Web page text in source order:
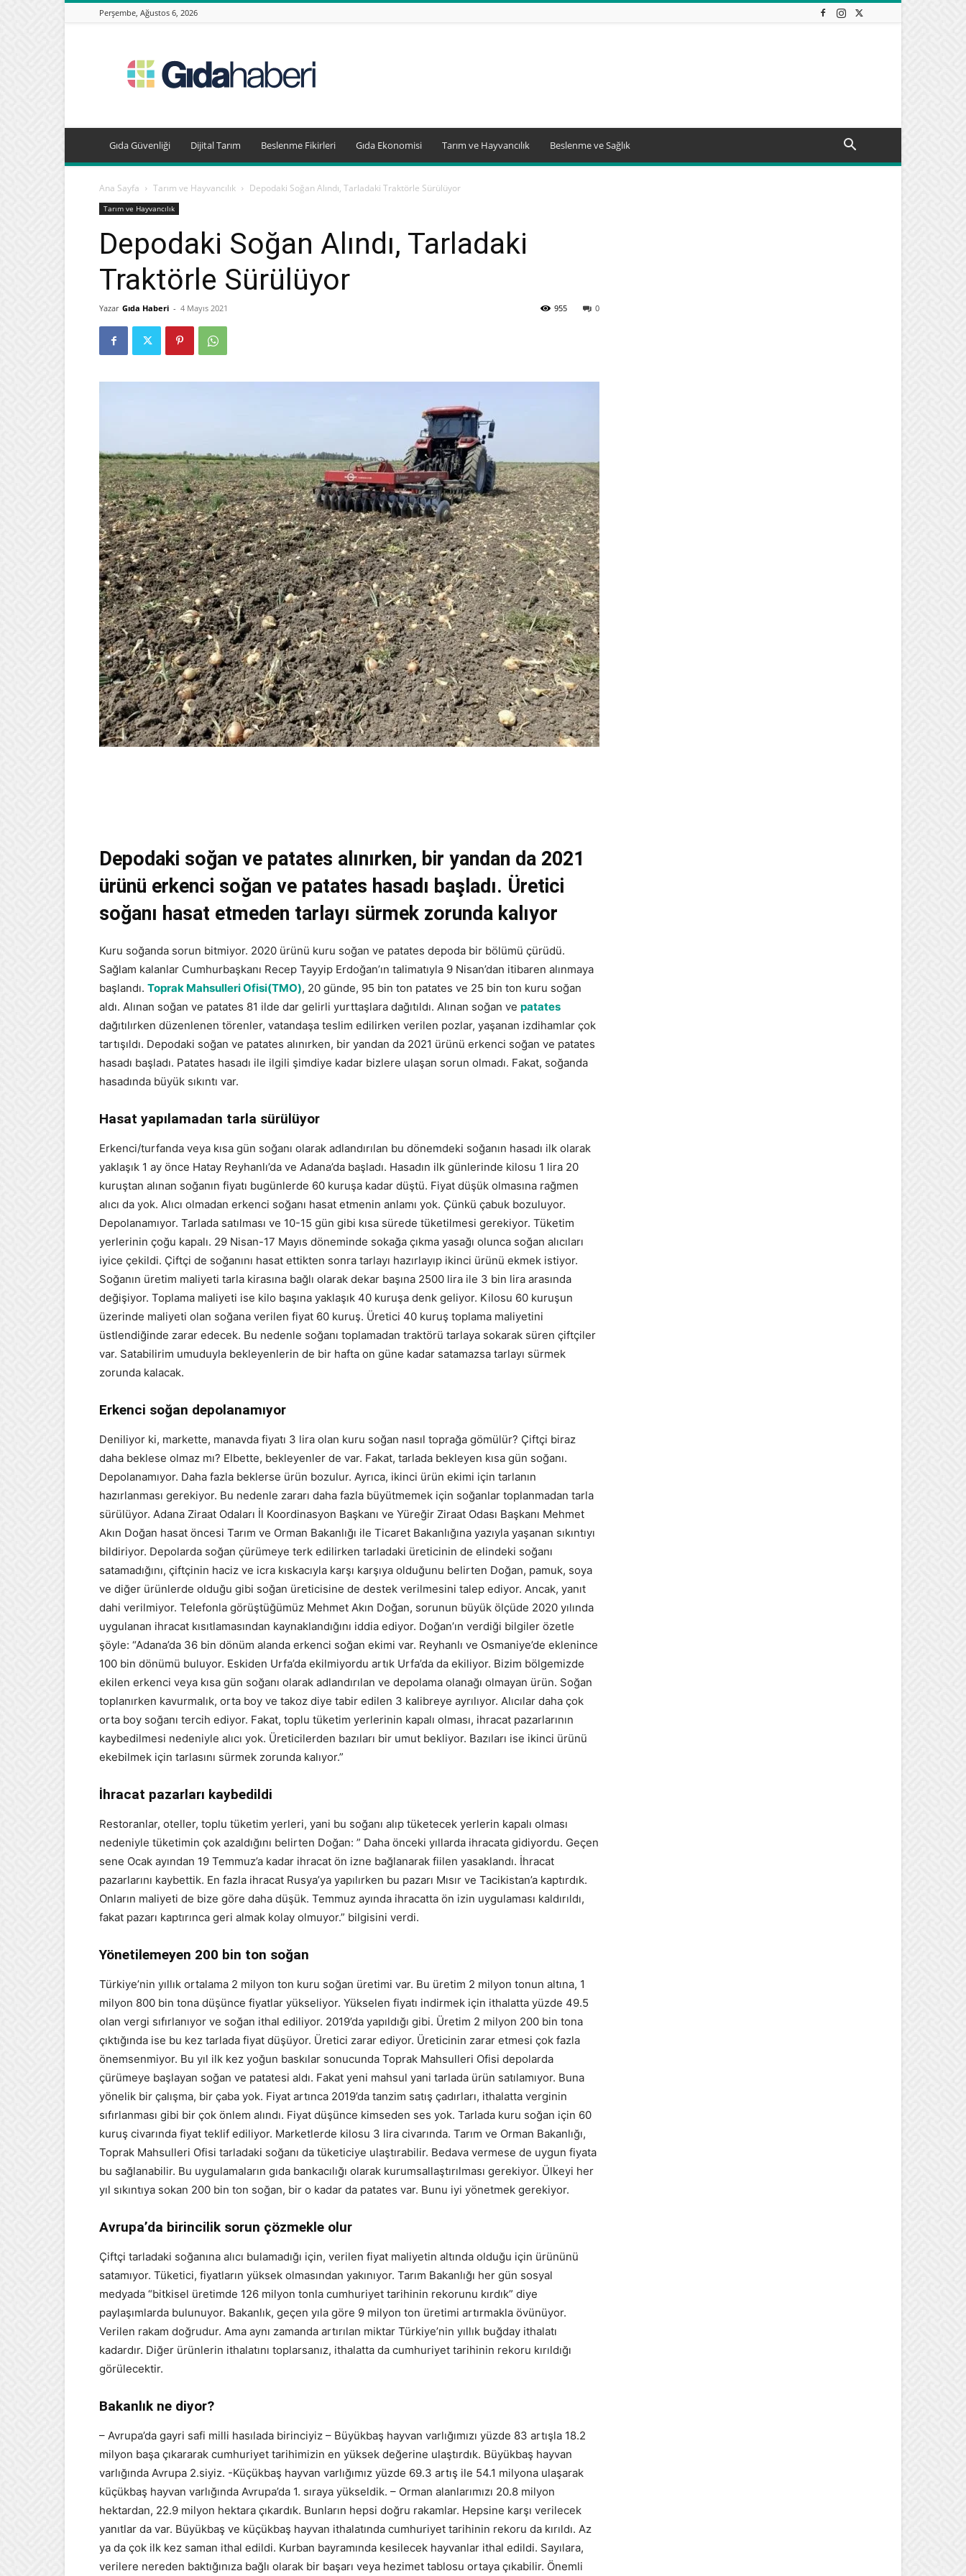
Perşembe, Ağustos 6, 2026
Haberleri,
Beslenme
Gıda Güvenliği Dijital Tarım Beslenme Fikirleri Gıda Ekonomisi Tarım ve Hayvancılık Beslenme ve Sağlık
Ana Sayfa Tarım ve Hayvancılık Depodaki Soğan Alındı, Tarladaki Traktörle Sürülüyor
Tarım ve Hayvancılık
Depodaki Soğan Alındı, Tarladaki
Traktörle Sürülüyor
Yazar Gıda Haberi - 4 Mayıs 2021 0
955
Depodaki soğan ve patates alınırken, bir yandan da 2021
ürünü erkenci soğan ve patates hasadı başladı. Üretici
soğanı hasat etmeden tarlayı sürmek zorunda kalıyor
Kuru soğanda sorun bitmiyor. 2020 ürünü kuru soğan ve patates depoda bir bölümü çürüdü.
Sağlam kalanlar Cumhurbaşkanı Recep Tayyip Erdoğan’ın talimatıyla 9 Nisan’dan itibaren alınmaya
başlandı. Toprak Mahsulleri Ofisi(TMO), 20 günde, 95 bin ton patates ve 25 bin ton kuru soğan
aldı. Alınan soğan ve patates 81 ilde dar gelirli yurttaşlara dağıtıldı. Alınan soğan ve patates
dağıtılırken düzenlenen törenler, vatandaşa teslim edilirken verilen pozlar, yaşanan izdihamlar çok
tartışıldı. Depodaki soğan ve patates alınırken, bir yandan da 2021 ürünü erkenci soğan ve patates
hasadı başladı. Patates hasadı ile ilgili şimdiye kadar bizlere ulaşan sorun olmadı. Fakat, soğanda
hasadında büyük sıkıntı var.
Hasat yapılamadan tarla sürülüyor
Erkenci/turfanda veya kısa gün soğanı olarak adlandırılan bu dönemdeki soğanın hasadı ilk olarak
yaklaşık 1 ay önce Hatay Reyhanlı’da ve Adana’da başladı. Hasadın ilk günlerinde kilosu 1 lira 20
kuruştan alınan soğanın fiyatı bugünlerde 60 kuruşa kadar düştü. Fiyat düşük olmasına rağmen
alıcı da yok. Alıcı olmadan erkenci soğanı hasat etmenin anlamı yok. Çünkü çabuk bozuluyor.
Depolanamıyor. Tarlada satılması ve 10-15 gün gibi kısa sürede tüketilmesi gerekiyor. Tüketim
yerlerinin çoğu kapalı. 29 Nisan-17 Mayıs döneminde sokağa çıkma yasağı olunca soğan alıcıları
iyice çekildi. Çiftçi de soğanını hasat ettikten sonra tarlayı hazırlayıp ikinci ürünü ekmek istiyor.
Soğanın üretim maliyeti tarla kirasına bağlı olarak dekar başına 2500 lira ile 3 bin lira arasında
değişiyor. Toplama maliyeti ise kilo başına yaklaşık 40 kuruşa denk geliyor. Kilosu 60 kuruşun
üzerinde maliyeti olan soğana verilen fiyat 60 kuruş. Üretici 40 kuruş toplama maliyetini
üstlendiğinde zarar edecek. Bu nedenle soğanı toplamadan traktörü tarlaya sokarak süren çiftçiler
var. Satabilirim umuduyla bekleyenlerin de bir hafta on güne kadar satamazsa tarlayı sürmek
zorunda kalacak.
Erkenci soğan depolanamıyor
Deniliyor ki, markette, manavda fiyatı 3 lira olan kuru soğan nasıl toprağa gömülür? Çiftçi biraz
daha beklese olmaz mı? Elbette, bekleyenler de var. Fakat, tarlada bekleyen kısa gün soğanı.
Depolanamıyor. Daha fazla beklerse ürün bozulur. Ayrıca, ikinci ürün ekimi için tarlanın
hazırlanması gerekiyor. Bu nedenle zararı daha fazla büyütmemek için soğanlar toplanmadan tarla
sürülüyor. Adana Ziraat Odaları İl Koordinasyon Başkanı ve Yüreğir Ziraat Odası Başkanı Mehmet
Akın Doğan hasat öncesi Tarım ve Orman Bakanlığı ile Ticaret Bakanlığına yazıyla yaşanan sıkıntıyı
bildiriyor. Depolarda soğan çürümeye terk edilirken tarladaki üreticinin de elindeki soğanı
satamadığını, çiftçinin haciz ve icra kıskacıyla karşı karşıya olduğunu belirten Doğan, pamuk, soya
ve diğer ürünlerde olduğu gibi soğan üreticisine de destek verilmesini talep ediyor. Ancak, yanıt
dahi verilmiyor. Telefonla görüştüğümüz Mehmet Akın Doğan, sorunun büyük ölçüde 2020 yılında
uygulanan ihracat kısıtlamasından kaynaklandığını iddia ediyor. Doğan’ın verdiği bilgiler özetle
şöyle: “Adana’da 36 bin dönüm alanda erkenci soğan ekimi var. Reyhanlı ve Osmaniye’de eklenince
100 bin dönümü buluyor. Eskiden Urfa’da ekilmiyordu artık Urfa’da da ekiliyor. Bizim bölgemizde
ekilen erkenci veya kısa gün soğanı olarak adlandırılan ve depolama olanağı olmayan ürün. Soğan
toplanırken kavurmalık, orta boy ve takoz diye tabir edilen 3 kalibreye ayrılıyor. Alıcılar daha çok
orta boy soğanı tercih ediyor. Fakat, toplu tüketim yerlerinin kapalı olması, ihracat pazarlarının
kaybedilmesi nedeniyle alıcı yok. Üreticilerden bazıları bir umut bekliyor. Bazıları ise ikinci ürünü
ekebilmek için tarlasını sürmek zorunda kalıyor.”
İhracat pazarları kaybedildi
Restoranlar, oteller, toplu tüketim yerleri, yani bu soğanı alıp tüketecek yerlerin kapalı olması
nedeniyle tüketimin çok azaldığını belirten Doğan: ” Daha önceki yıllarda ihracata gidiyordu. Geçen
sene Ocak ayından 19 Temmuz’a kadar ihracat ön izne bağlanarak fiilen yasaklandı. İhracat
pazarlarını kaybettik. En fazla ihracat Rusya’ya yapılırken bu pazarı Mısır ve Tacikistan’a kaptırdık.
Onların maliyeti de bize göre daha düşük. Temmuz ayında ihracatta ön izin uygulaması kaldırıldı,
fakat pazarı kaptırınca geri almak kolay olmuyor.” bilgisini verdi.
Yönetilemeyen 200 bin ton soğan
Türkiye’nin yıllık ortalama 2 milyon ton kuru soğan üretimi var. Bu üretim 2 milyon tonun altına, 1
milyon 800 bin tona düşünce fiyatlar yükseliyor. Yükselen fiyatı indirmek için ithalatta yüzde 49.5
olan vergi sıfırlanıyor ve soğan ithal ediliyor. 2019’da yapıldığı gibi. Üretim 2 milyon 200 bin tona
çıktığında ise bu kez tarlada fiyat düşüyor. Üretici zarar ediyor. Üreticinin zarar etmesi çok fazla
önemsenmiyor. Bu yıl ilk kez yoğun baskılar sonucunda Toprak Mahsulleri Ofisi depolarda
çürümeye başlayan soğan ve patatesi aldı. Fakat yeni mahsul yani tarlada ürün satılamıyor. Buna
yönelik bir çalışma, bir çaba yok. Fiyat artınca 2019’da tanzim satış çadırları, ithalatta verginin
sıfırlanması gibi bir çok önlem alındı. Fiyat düşünce kimseden ses yok. Tarlada kuru soğan için 60
kuruş civarında fiyat teklif ediliyor. Marketlerde kilosu 3 lira civarında. Tarım ve Orman Bakanlığı,
Toprak Mahsulleri Ofisi tarladaki soğanı da tüketiciye ulaştırabilir. Bedava vermese de uygun fiyata
bu sağlanabilir. Bu uygulamaların gıda bankacılığı olarak kurumsallaştırılması gerekiyor. Ülkeyi her
yıl sıkıntıya sokan 200 bin ton soğan, bir o kadar da patates var. Bunu iyi yönetmek gerekiyor.
Avrupa’da birincilik sorun çözmekle olur
Çiftçi tarladaki soğanına alıcı bulamadığı için, verilen fiyat maliyetin altında olduğu için ürününü
satamıyor. Tüketici, fiyatların yüksek olmasından yakınıyor. Tarım Bakanlığı her gün sosyal
medyada “bitkisel üretimde 126 milyon tonla cumhuriyet tarihinin rekorunu kırdık” diye
paylaşımlarda bulunuyor. Bakanlık, geçen yıla göre 9 milyon ton üretimi artırmakla övünüyor.
Verilen rakam doğrudur. Ama aynı zamanda artırılan miktar Türkiye’nin yıllık buğday ithalatı
kadardır. Diğer ürünlerin ithalatını toplarsanız, ithalatta da cumhuriyet tarihinin rekoru kırıldığı
görülecektir.
Bakanlık ne diyor?
– Avrupa’da gayri safi milli hasılada birinciyiz – Büyükbaş hayvan varlığımızı yüzde 83 artışla 18.2
milyon başa çıkararak cumhuriyet tarihimizin en yüksek değerine ulaştırdık. Büyükbaş hayvan
varlığında Avrupa 2.siyiz. -Küçükbaş hayvan varlığımız yüzde 69.3 artış ile 54.1 milyona ulaşarak
küçükbaş hayvan varlığında Avrupa’da 1. sıraya yükseldik. – Orman alanlarımızı 20.8 milyon
hektardan, 22.9 milyon hektara çıkardık. Bunların hepsi doğru rakamlar. Hepsine karşı verilecek
yanıtlar da var. Büyükbaş ve küçükbaş hayvan ithalatında cumhuriyet tarihinin rekoru da kırıldı. Az
ya da çok ilk kez saman ithal edildi. Kurban bayramında kesilecek hayvanlar ithal edildi. Sayılara,
verilere nereden baktığınıza bağlı olarak bir başarı veya hezimet tablosu ortaya çıkabilir. Önemli